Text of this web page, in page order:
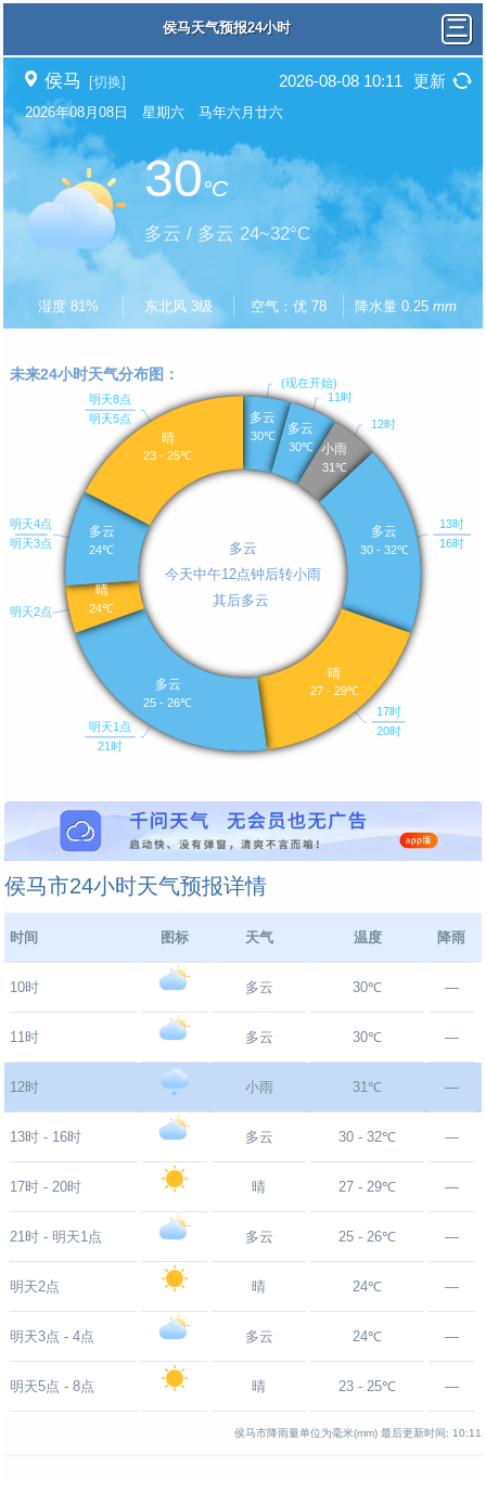
侯马天气预报24小时
侯马 [切换] 2026-08-08 10:11 更新
2026年08月08日 星期六 马年六月廿六
30°C
多云 / 多云 24~32°C
湿度 81% 东北风 3级 空气：优 78 降水量 0.25 mm
侯马市24小时天气预报详情
时间 图标 天气 温度 降雨
10时 多云 30℃ —
11时 多云 30℃ —
12时 小雨 31℃ —
13时 - 16时 多云 30 - 32℃ —
17时 - 20时 晴 27 - 29℃ —
21时 - 明天1点 多云 25 - 26℃ —
明天2点 晴 24℃ —
明天3点 - 4点 多云 24℃ —
明天5点 - 8点 晴 23 - 25℃ —
侯马市降雨量单位为毫米(mm) 最后更新时间: 10:11